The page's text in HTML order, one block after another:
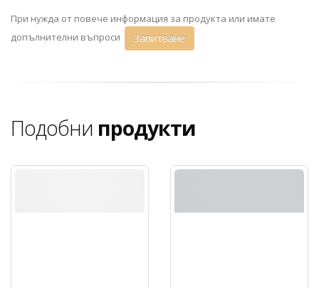
При нужда от повече информация за продукта или имате
допълнителни въпроси
Запитване
Подобни продукти